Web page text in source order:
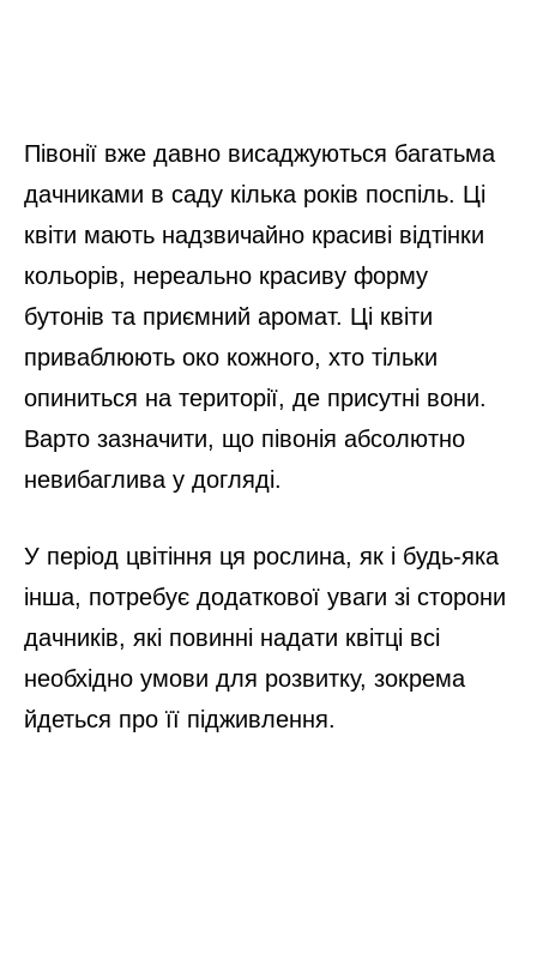
Півонії вже давно висаджуються багатьма
дачниками в саду кілька років поспіль. Ці
квіти мають надзвичайно красиві відтінки
кольорів, нереально красиву форму
бутонів та приємний аромат. Ці квіти
приваблюють око кожного, хто тільки
опиниться на території, де присутні вони.
Варто зазначити, що півонія абсолютно
невибаглива у догляді.
У період цвітіння ця рослина, як і будь-яка
інша, потребує додаткової уваги зі сторони
дачників, які повинні надати квітці всі
необхідно умови для розвитку, зокрема
йдеться про її підживлення.